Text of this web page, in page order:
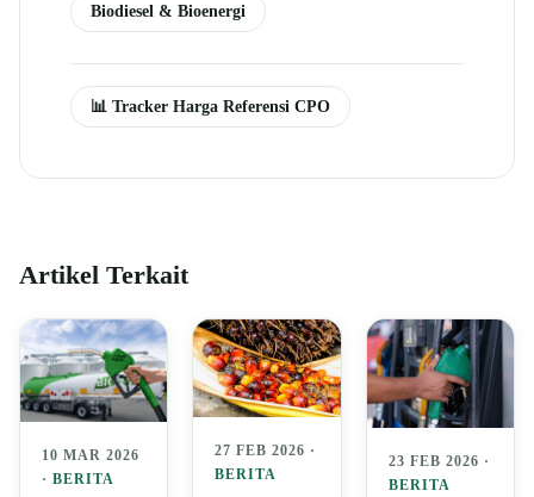
Biodiesel & Bioenergi
📊 Tracker Harga Referensi CPO
Artikel Terkait
10 MAR 2026
· BERITA
27 FEB 2026 ·
BERITA
23 FEB 2026 ·
BERITA